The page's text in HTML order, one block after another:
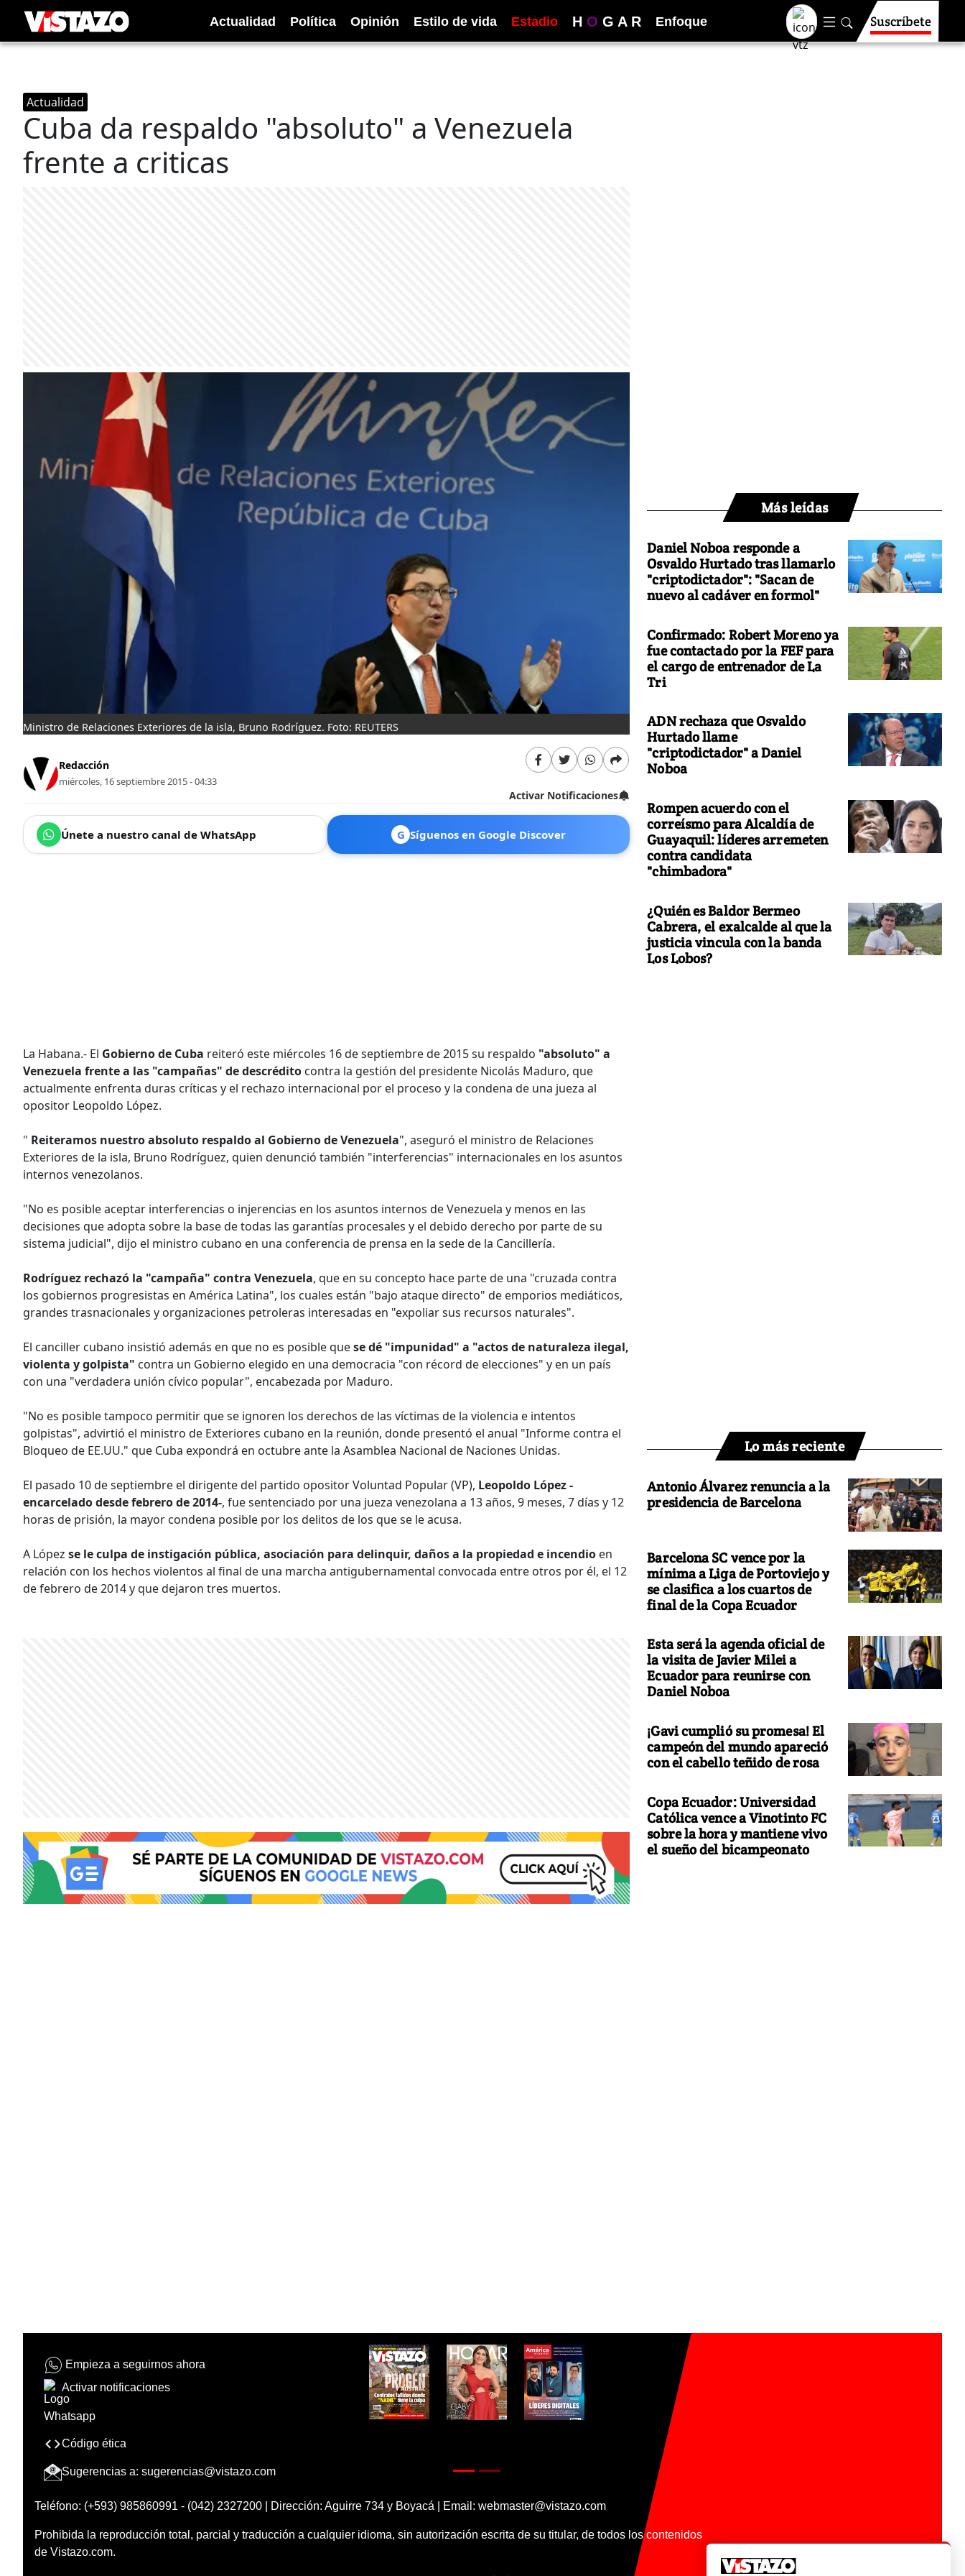
Actualidad Política Opinión Estilo de vida Estadio H O G A R Enfoque Suscríbete
Actualidad
Cuba da respaldo "absoluto" a Venezuela
frente a criticas
Ministro de Relaciones Exteriores de la isla, Bruno Rodríguez. Foto: REUTERS
Redacción
miércoles, 16 septiembre 2015 - 04:33
Activar Notificaciones
Únete a nuestro canal de WhatsApp G Síguenos en Google Discover
La Habana.- El Gobierno de Cuba reiteró este miércoles 16 de septiembre de 2015 su respaldo "absoluto" a
Venezuela frente a las "campañas" de descrédito contra la gestión del presidente Nicolás Maduro, que
actualmente enfrenta duras críticas y el rechazo internacional por el proceso y la condena de una jueza al
opositor Leopoldo López.
" Reiteramos nuestro absoluto respaldo al Gobierno de Venezuela", aseguró el ministro de Relaciones
Exteriores de la isla, Bruno Rodríguez, quien denunció también "interferencias" internacionales en los asuntos
internos venezolanos.
"No es posible aceptar interferencias o injerencias en los asuntos internos de Venezuela y menos en las
decisiones que adopta sobre la base de todas las garantías procesales y el debido derecho por parte de su
sistema judicial", dijo el ministro cubano en una conferencia de prensa en la sede de la Cancillería.
Rodríguez rechazó la "campaña" contra Venezuela, que en su concepto hace parte de una "cruzada contra
los gobiernos progresistas en América Latina", los cuales están "bajo ataque directo" de emporios mediáticos,
grandes trasnacionales y organizaciones petroleras interesadas en "expoliar sus recursos naturales".
El canciller cubano insistió además en que no es posible quese dé "impunidad" a "actos de naturaleza ilegal,
violenta y golpista" contra un Gobierno elegido en una democracia "con récord de elecciones" y en un país
con una "verdadera unión cívico popular", encabezada por Maduro.
"No es posible tampoco permitir que se ignoren los derechos de las víctimas de la violencia e intentos
golpistas", advirtió el ministro de Exteriores cubano en la reunión, donde presentó el anual "Informe contra el
Bloqueo de EE.UU." que Cuba expondrá en octubre ante la Asamblea Nacional de Naciones Unidas.
El pasado 10 de septiembre el dirigente del partido opositor Voluntad Popular (VP), Leopoldo López -
encarcelado desde febrero de 2014-, fue sentenciado por una jueza venezolana a 13 años, 9 meses, 7 días y 12
horas de prisión, la mayor condena posible por los delitos de los que se le acusa.
A López se le culpa de instigación pública, asociación para delinquir, daños a la propiedad e incendio en
relación con los hechos violentos al final de una marcha antigubernamental convocada entre otros por él, el 12
de febrero de 2014 y que dejaron tres muertos.
Más leídas
Daniel Noboa responde a
Osvaldo Hurtado tras llamarlo
"criptodictador": "Sacan de
nuevo al cadáver en formol"
Confirmado: Robert Moreno ya
fue contactado por la FEF para
el cargo de entrenador de La
Tri
ADN rechaza que Osvaldo
Hurtado llame
"criptodictador" a Daniel
Noboa
Rompen acuerdo con el
correísmo para Alcaldía de
Guayaquil: líderes arremeten
contra candidata
"chimbadora"
¿Quién es Baldor Bermeo
Cabrera, el exalcalde al que la
justicia vincula con la banda
Los Lobos?
Lo más reciente
Antonio Álvarez renuncia a la
presidencia de Barcelona
Barcelona SC vence por la
mínima a Liga de Portoviejo y
se clasifica a los cuartos de
final de la Copa Ecuador
Esta será la agenda oficial de
la visita de Javier Milei a
Ecuador para reunirse con
Daniel Noboa
¡Gavi cumplió su promesa! El
campeón del mundo apareció
con el cabello teñido de rosa
Copa Ecuador: Universidad
Católica vence a Vinotinto FC
sobre la hora y mantiene vivo
el sueño del bicampeonato
Empieza a seguirnos ahora
Activar notificaciones
Código ética
Sugerencias a: sugerencias@vistazo.com
Teléfono: (+593) 985860991 - (042) 2327200 | Dirección: Aguirre 734 y Boyacá | Email: webmaster@vistazo.com
Prohibida la reproducción total, parcial y traducción a cualquier idioma, sin autorización escrita de su titular, de todos los contenidos
de Vistazo.com.